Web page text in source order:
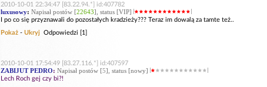
2010-10-01 22:34:47 [83.22.94.*] id:407782
luxusowy: Napisał postów [22643], status [VIP]
I po co się przyznawali do pozostałych kradzieży??? Teraz im dowalą za tamte też..
Pokaż - Ukryj Odpowiedzi [1]
2010-10-01 17:54:49 [83.27.116.*] id:407597
ZABIJUT PEDRO: Napisał postów [5], status [nowy]
Lech Roch gej czy bi?!